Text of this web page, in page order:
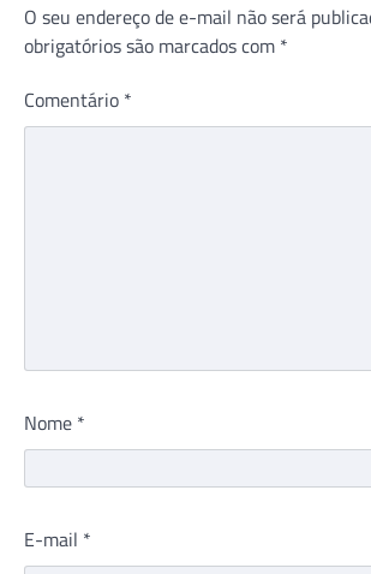
O seu endereço de e-mail não será
obrigatórios são marcados com *
Comentário *
Nome *
E-mail *